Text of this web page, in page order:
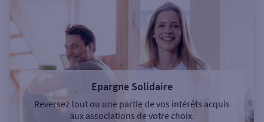
Epargne Solidaire
Reversez tout ou une partie de vos intérêts acquis
aux associations de votre choix.